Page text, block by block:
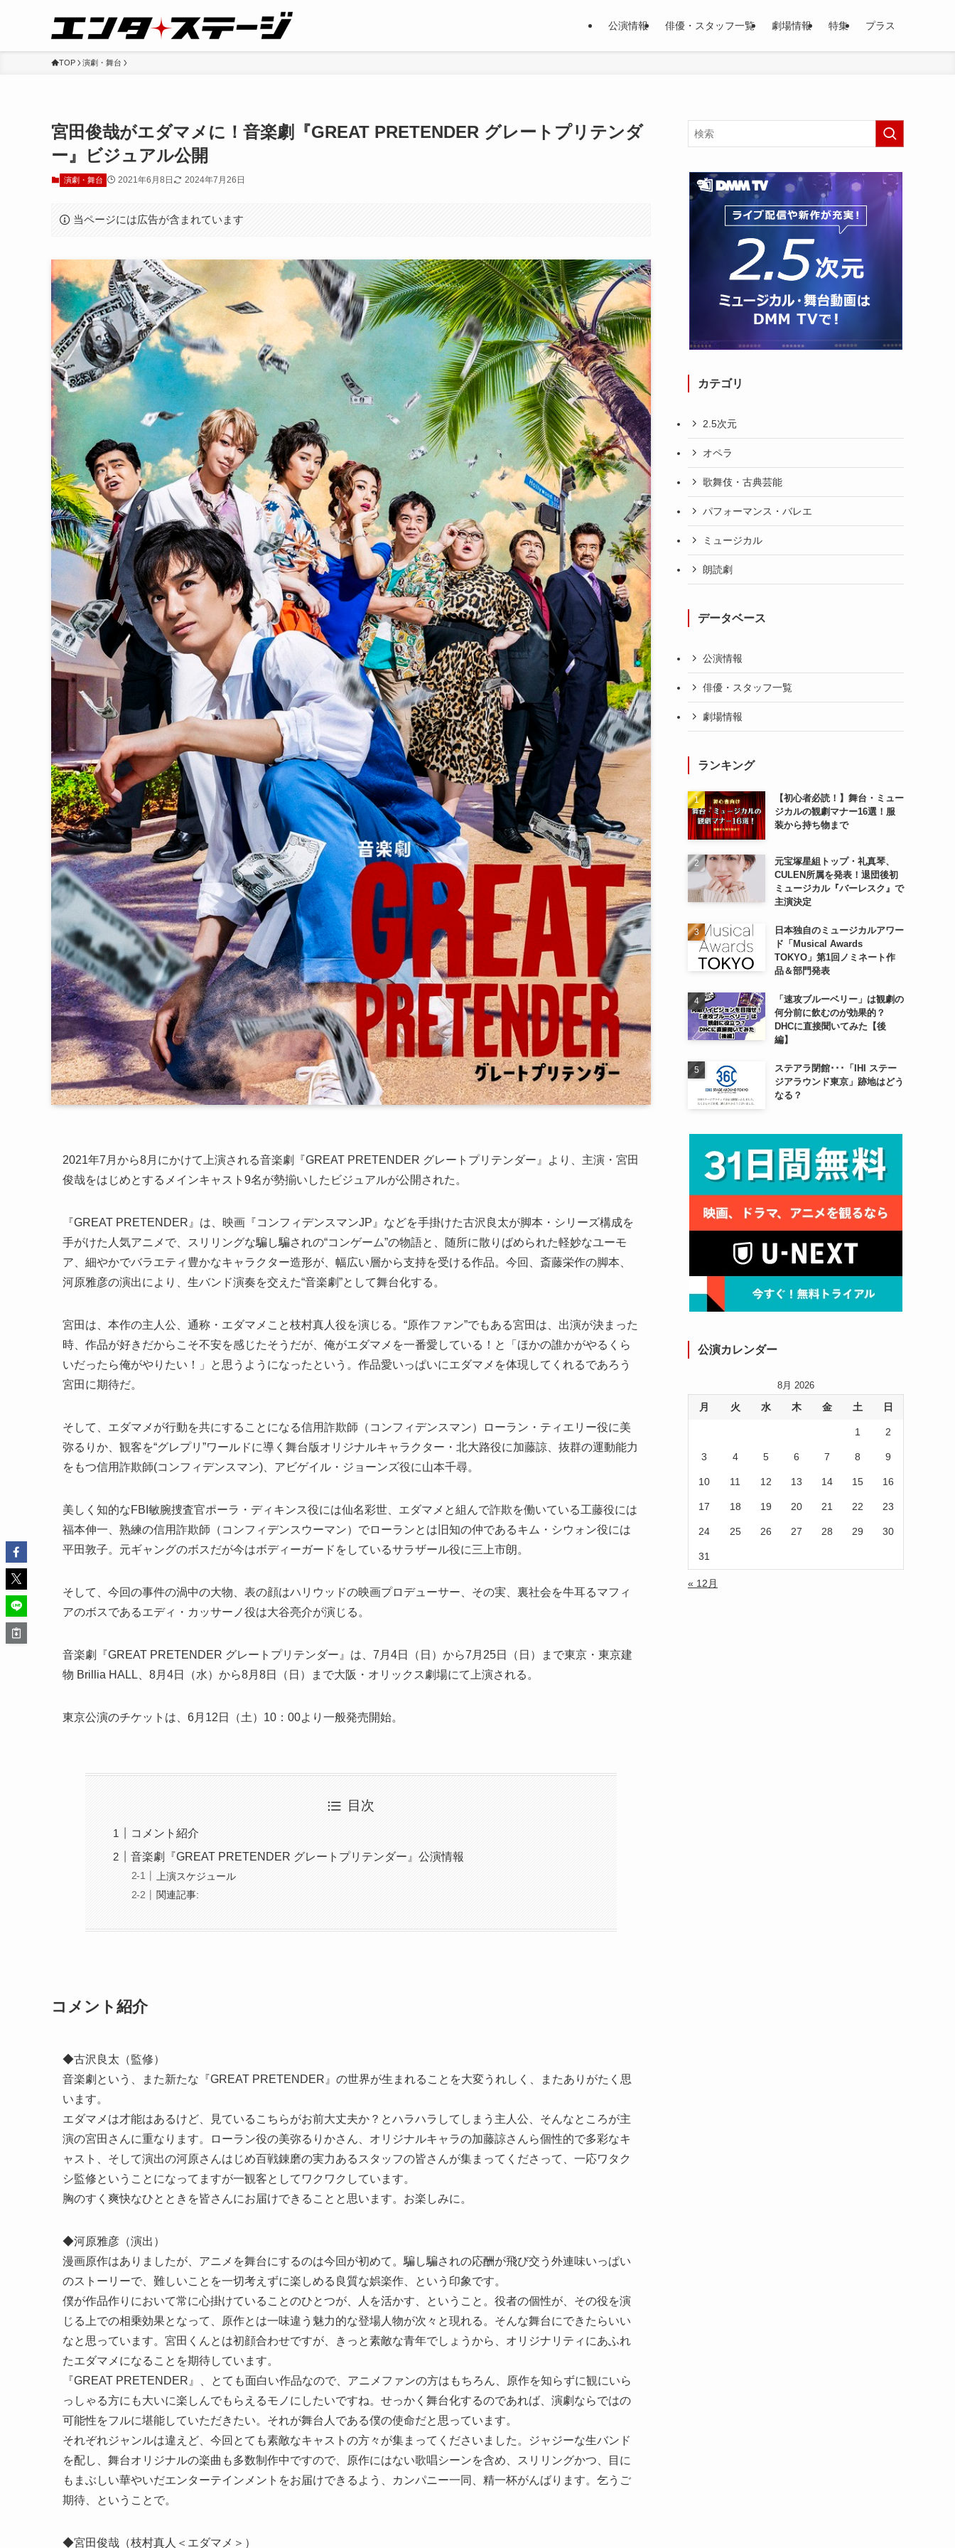
公演情報 俳優・スタッフ一覧 劇場情報 特集 プラス
TOP 演劇・舞台
宮田俊哉がエダマメに！音楽劇『GREAT PRETENDER グレートプリテンダ
ー』ビジュアル公開
演劇・舞台 2021年6月8日 2024年7月26日
当ページには広告が含まれています
2021年7月から8月にかけて上演される音楽劇『GREAT PRETENDER グレートプリテンダー』より、主演・宮田
俊哉をはじめとするメインキャスト9名が勢揃いしたビジュアルが公開された。
『GREAT PRETENDER』は、映画『コンフィデンスマンJP』などを手掛けた古沢良太が脚本・シリーズ構成を
手がけた人気アニメで、スリリングな騙し騙されの“コンゲーム”の物語と、随所に散りばめられた軽妙なユーモ
ア、細やかでバラエティ豊かなキャラクター造形が、幅広い層から支持を受ける作品。今回、斎藤栄作の脚本、
河原雅彦の演出により、生バンド演奏を交えた“音楽劇”として舞台化する。
宮田は、本作の主人公、通称・エダマメこと枝村真人役を演じる。“原作ファン”でもある宮田は、出演が決まった
時、作品が好きだからこそ不安を感じたそうだが、俺がエダマメを一番愛している！と「ほかの誰かがやるくら
いだったら俺がやりたい！」と思うようになったという。作品愛いっぱいにエダマメを体現してくれるであろう
宮田に期待だ。
そして、エダマメが行動を共にすることになる信用詐欺師（コンフィデンスマン）ローラン・ティエリー役に美
弥るりか、観客を“グレプリ”ワールドに導く舞台版オリジナルキャラクター・北大路役に加藤諒、抜群の運動能力
をもつ信用詐欺師(コンフィデンスマン)、アビゲイル・ジョーンズ役に山本千尋。
美しく知的なFBI敏腕捜査官ポーラ・ディキンス役には仙名彩世、エダマメと組んで詐欺を働いている工藤役には
福本伸一、熟練の信用詐欺師（コンフィデンスウーマン）でローランとは旧知の仲であるキム・シウォン役には
平田敦子。元ギャングのボスだが今はボディーガードをしているサラザール役に三上市朗。
そして、今回の事件の渦中の大物、表の顔はハリウッドの映画プロデューサー、その実、裏社会を牛耳るマフィ
アのボスであるエディ・カッサーノ役は大谷亮介が演じる。
音楽劇『GREAT PRETENDER グレートプリテンダー』は、7月4日（日）から7月25日（日）まで東京・東京建
物 Brillia HALL、8月4日（水）から8月8日（日）まで大阪・オリックス劇場にて上演される。
東京公演のチケットは、6月12日（土）10：00より一般発売開始。
目次
コメント紹介
音楽劇『GREAT PRETENDER グレートプリテンダー』公演情報
上演スケジュール
関連記事:
コメント紹介
◆古沢良太（監修）
音楽劇という、また新たな『GREAT PRETENDER』の世界が生まれることを大変うれしく、またありがたく思
います。
エダマメは才能はあるけど、見ているこちらがお前大丈夫か？とハラハラしてしまう主人公、そんなところが主
演の宮田さんに重なります。ローラン役の美弥るりかさん、オリジナルキャラの加藤諒さんら個性的で多彩なキ
ャスト、そして演出の河原さんはじめ百戦錬磨の実力あるスタッフの皆さんが集まってくださって、一応ワタク
シ監修ということになってますが一観客としてワクワクしています。
胸のすく爽快なひとときを皆さんにお届けできることと思います。お楽しみに。
◆河原雅彦（演出）
漫画原作はありましたが、アニメを舞台にするのは今回が初めて。騙し騙されの応酬が飛び交う外連味いっぱい
のストーリーで、難しいことを一切考えずに楽しめる良質な娯楽作、という印象です。
僕が作品作りにおいて常に心掛けていることのひとつが、人を活かす、ということ。役者の個性が、その役を演
じる上での相乗効果となって、原作とは一味違う魅力的な登場人物が次々と現れる。そんな舞台にできたらいい
なと思っています。宮田くんとは初顔合わせですが、きっと素敵な青年でしょうから、オリジナリティにあふれ
たエダマメになることを期待しています。
『GREAT PRETENDER』、とても面白い作品なので、アニメファンの方はもちろん、原作を知らずに観にいら
っしゃる方にも大いに楽しんでもらえるモノにしたいですね。せっかく舞台化するのであれば、演劇ならではの
可能性をフルに堪能していただきたい。それが舞台人である僕の使命だと思っています。
それぞれジャンルは違えど、今回とても素敵なキャストの方々が集まってくださいました。ジャジーな生バンド
を配し、舞台オリジナルの楽曲も多数制作中ですので、原作にはない歌唱シーンを含め、スリリングかつ、目に
もまぶしい華やいだエンターテインメントをお届けできるよう、カンパニー一同、精一杯がんばります。乞うご
期待、ということで。
◆宮田俊哉（枝村真人＜エダマメ＞）
カテゴリ
2.5次元
オペラ
歌舞伎・古典芸能
パフォーマンス・バレエ
ミュージカル
朗読劇
データベース
公演情報
俳優・スタッフ一覧
劇場情報
ランキング
【初心者必読！】舞台・ミュー
ジカルの観劇マナー16選！服
装から持ち物まで
元宝塚星組トップ・礼真琴、
CULEN所属を発表！退団後初
ミュージカル『バーレスク』で
主演決定
日本独自のミュージカルアワー
ド「Musical Awards
TOKYO」第1回ノミネート作
品＆部門発表
「速攻ブルーベリー」は観劇の
何分前に飲むのが効果的？
DHCに直接聞いてみた【後
編】
ステアラ閉館･･･「IHI ステー
ジアラウンド東京」跡地はどう
なる？
公演カレンダー
8月 2026
月 火 水 木 金 土 日
1 2
3 4 5 6 7 8 9
10 11 12 13 14 15 16
17 18 19 20 21 22 23
24 25 26 27 28 29 30
31
« 12月